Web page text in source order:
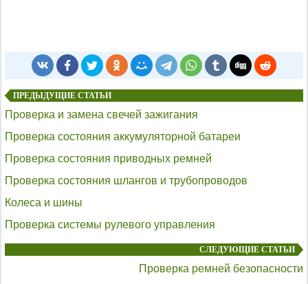
ПРЕДЫДУЩИЕ СТАТЬИ
Проверка и замена свечей зажигания
Проверка состояния аккумуляторной батареи
Проверка состояния приводных ремней
Проверка состояния шлангов и трубопроводов
Колеса и шины
Проверка системы рулевого управления
СЛЕДУЮЩИЕ СТАТЬИ
Проверка ремней безопасности